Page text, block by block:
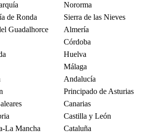
Nororma
de Ronda
Sierra de las Nieves
Guadalhorce
Almería
Córdoba
Huelva
Málaga
Andalucía
Principado de Asturias
Canarias
Castilla y León
La Mancha
Cataluña